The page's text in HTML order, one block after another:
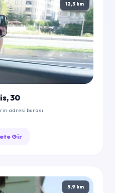
12,3 km
30
adresi burası
Gir
5,9 km